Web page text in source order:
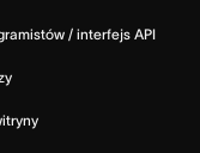
/ interfejs API